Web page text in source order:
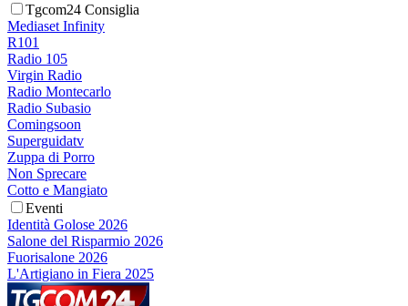
Tgcom24 Consiglia
Mediaset Infinity
R101
Radio 105
Virgin Radio
Radio Montecarlo
Radio Subasio
Comingsoon
Superguidatv
Zuppa di Porro
Non Sprecare
Cotto e Mangiato
Eventi
Identità Golose 2026
Salone del Risparmio 2026
Fuorisalone 2026
L'Artigiano in Fiera 2025